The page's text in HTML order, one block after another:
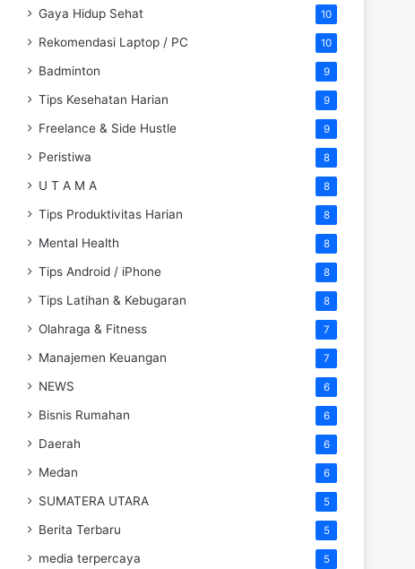
Gaya Hidup Sehat 10
Rekomendasi Laptop / PC 10
Badminton 9
Tips Kesehatan Harian 9
Freelance & Side Hustle 9
Peristiwa 8
U T A M A 8
Tips Produktivitas Harian 8
Mental Health 8
Tips Android / iPhone 8
Tips Latihan & Kebugaran 8
Olahraga & Fitness 7
Manajemen Keuangan 7
NEWS 6
Bisnis Rumahan 6
Daerah 6
Medan 6
SUMATERA UTARA 5
Berita Terbaru 5
media terpercaya 5